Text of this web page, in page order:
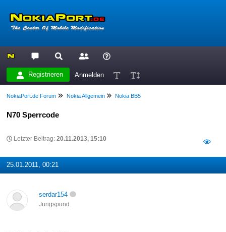
Registrieren Anmelden
NokiaPort.de Forum Nokia Allgemein Nokia BB5
N70 Sperrcode
Letzter Beitrag:20.11.2013, 15:10
25.01.2011, 00:21
serdar154
Jungspund